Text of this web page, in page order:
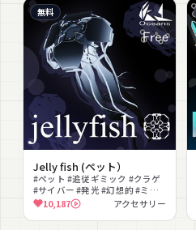
無料
Jelly fish (ペット）
#ペット #追従ギミック #クラゲ
#サイバー #発光 #幻想的 #ミス
テリアス #無料 #撮影向け
10,187 アクセサリー